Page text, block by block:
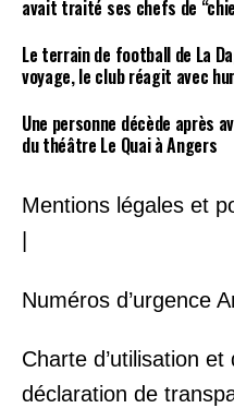
avait traité ses chefs de
Le terrain de football de La
voyage, le club réagit avec
Une personne décède après
du théâtre Le Quai à Angers
Mentions légales et
Numéros d’urgence
Charte d’utilisation
déclaration de